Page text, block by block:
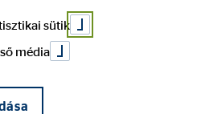
sütik
média